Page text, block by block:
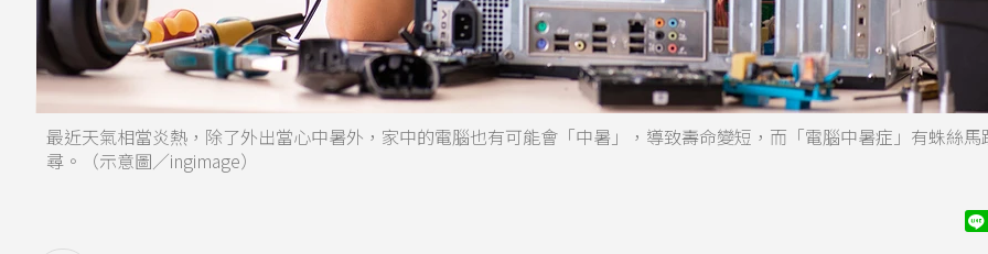
最近天氣相當炎熱，除了外出當心中暑外，家中的電腦也有可能會「中暑」，導致壽命變短，而「電腦中暑症」有蛛絲馬
尋。（示意圖／ingimage）